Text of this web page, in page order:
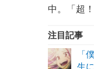
中。「超
注目記事
「
生